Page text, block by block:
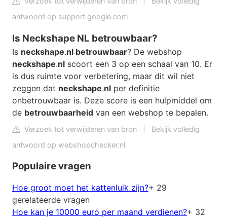
antwoord op support.google.com
Is Neckshape NL betrouwbaar?
Is neckshape.nl betrouwbaar? De webshop
neckshape.nl scoort een 3 op een schaal van 10. Er
is dus ruimte voor verbetering, maar dit wil niet
zeggen dat neckshape.nl per definitie
onbetrouwbaar is. Deze score is een hulpmiddel om
de betrouwbaarheid van een webshop te bepalen.
Verzoek tot verwijderen van bron
Bekijk volledig
antwoord op webshopchecker.nl
Populaire vragen
Hoe groot moet het kattenluik zijn?+ 29
gerelateerde vragen
Hoe kan je 10000 euro per maand verdienen?+ 32